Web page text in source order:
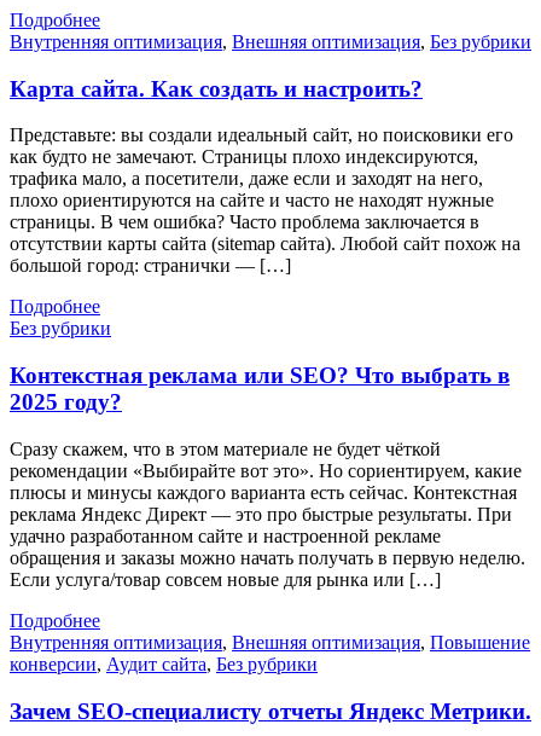
Подробнее
Внутренняя оптимизация, Внешняя оптимизация, Без рубрики
Карта сайта. Как создать и настроить?
Представьте: вы создали идеальный сайт, но поисковики его
как будто не замечают. Страницы плохо индексируются,
трафика мало, а посетители, даже если и заходят на него,
плохо ориентируются на сайте и часто не находят нужные
страницы. В чем ошибка? Часто проблема заключается в
отсутствии карты сайта (sitemap сайта). Любой сайт похож на
большой город: странички — […]
Подробнее
Без рубрики
Контекстная реклама или SEO? Что выбрать в
2025 году?
Сразу скажем, что в этом материале не будет чёткой
рекомендации «Выбирайте вот это». Но сориентируем, какие
плюсы и минусы каждого варианта есть сейчас. Контекстная
реклама Яндекс Директ — это про быстрые результаты. При
удачно разработанном сайте и настроенной рекламе
обращения и заказы можно начать получать в первую неделю.
Если услуга/товар совсем новые для рынка или […]
Подробнее
Внутренняя оптимизация, Внешняя оптимизация, Повышение
конверсии, Аудит сайта, Без рубрики
Зачем SEO-специалисту отчеты Яндекс Метрики.